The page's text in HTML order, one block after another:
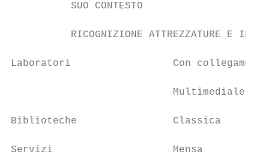
SUO CONTESTO
RICOGNIZIONE ATTREZZATURE E
Laboratori                 Con
Multimediale
Biblioteche                Classica
Servizi                    Mensa